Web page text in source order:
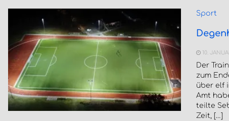
Sport
10.
Der
zum
über elf
Amt
teilte
Zeit, […]